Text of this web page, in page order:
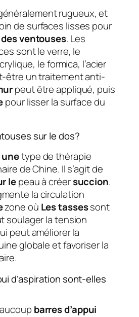
rugueux, et
de surfaces lisses pour
ventouses. Les
sont le verre, le
le formica, l’acier
être un traitement anti-
peut être appliqué, puis
pour lisser la surface du
sur le dos?
unetype de thérapie
de Chine. Il s’agit de
lepeau à créersuccion.
la circulation
zone où Les tassessont
soulager la tension
peut améliorer la
globale et favoriser la
d’aspiration sont-elles
barres d’appui